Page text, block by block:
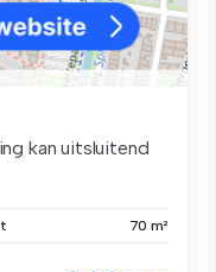
kan uitsluitend
70 m²